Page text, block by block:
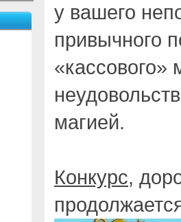
у вашего
привычного
магией.
Конкурс,